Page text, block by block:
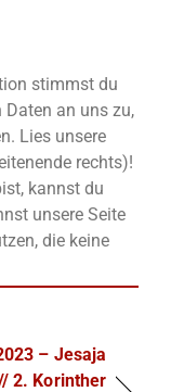
stimmst du
Daten an uns zu,
Lies unsere
rechts)!
kannst du
unsere Seite
die keine
– Jesaja
2. Korinther